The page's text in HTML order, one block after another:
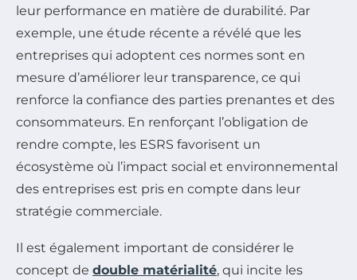
leur performance en matière de durabilité. Par
exemple, une étude récente a révélé que les
entreprises qui adoptent ces normes sont en
mesure d’améliorer leur transparence, ce qui
renforce la confiance des parties prenantes et des
consommateurs. En renforçant l’obligation de
rendre compte, les ESRS favorisent un
écosystème où l’impact social et environnemental
des entreprises est pris en compte dans leur
stratégie commerciale.
Il est également important de considérer le
concept de double matérialité, qui incite les